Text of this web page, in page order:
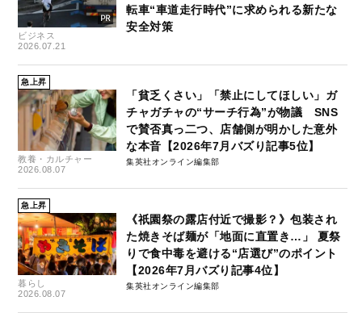
ビジネス
2026.07.21
転車“車道走行時代”に求められる新たな
安全対策
急上昇
教養・カルチャー
2026.08.07
「貧乏くさい」「禁止にしてほしい」ガ
チャガチャの“サーチ行為”が物議 SNS
で賛否真っ二つ、店舗側が明かした意外
な本音【2026年7月バズり記事5位】
集英社オンライン編集部
急上昇
暮らし
2026.08.07
《祇園祭の露店付近で撮影？》包装され
た焼きそば麺が「地面に直置き…」 夏祭
りで食中毒を避ける“店選び”のポイント
【2026年7月バズり記事4位】
集英社オンライン編集部